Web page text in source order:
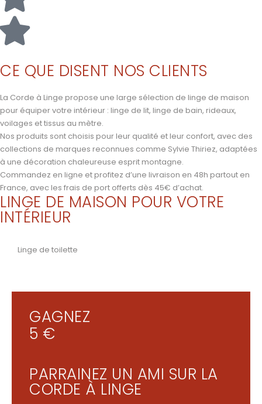
CE QUE DISENT NOS CLIENTS
La Corde à Linge propose une large sélection de linge de maison
pour équiper votre intérieur : linge de lit, linge de bain, rideaux,
voilages et tissus au mètre.
Nos produits sont choisis pour leur qualité et leur confort, avec des
collections de marques reconnues comme Sylvie Thiriez, adaptées
à une décoration chaleureuse esprit montagne.
Commandez en ligne et profitez d’une livraison en 48h partout en
France, avec les frais de port offerts dès 45€ d’achat.
LINGE DE MAISON POUR VOTRE
INTÉRIEUR
Linge de toilette
GAGNEZ
5 €
PARRAINEZ UN AMI SUR LA
CORDE À LINGE